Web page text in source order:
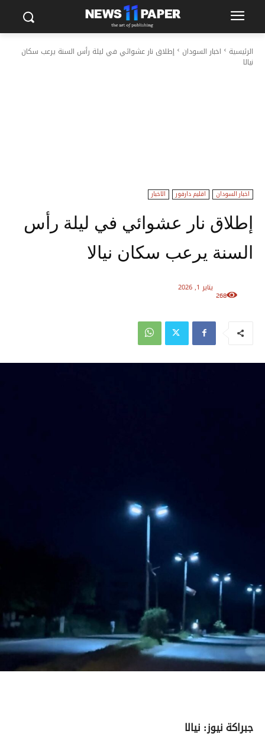
الرئيسية اخبار السودان
إطلاق نار عشوائي في ليلة رأس السنة يرعب سكان
نيالا
اخبار السودان اقليم دارفور الاخبار
إطلاق نار عشوائي في ليلة رأس
السنة يرعب سكان نيالا
يناير 1, 2026
268
جبراكة نيوز: نيالا